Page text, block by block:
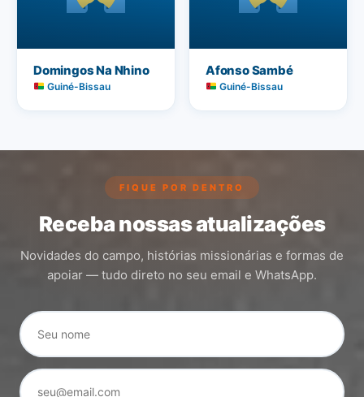
Domingos Na Nhino
Guiné-Bissau
Afonso Sambé
Guiné-Bissau
FIQUE POR DENTRO
Receba nossas atualizações
Novidades do campo, histórias missionárias e formas de
apoiar — tudo direto no seu email e WhatsApp.